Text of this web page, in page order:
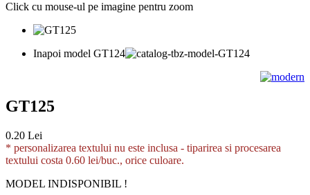
Click cu mouse-ul pe imagine pentru zoom
Inapoi model GT124
GT125
0.20 Lei
* personalizarea textului nu este inclusa - tiparirea si procesarea
textului costa 0.60 lei/buc., orice culoare.
MODEL INDISPONIBIL !